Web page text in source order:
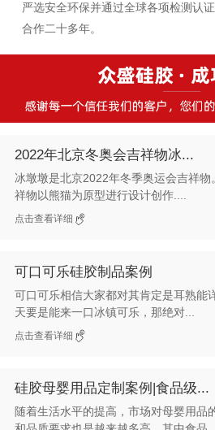
严选安全环保并通过全球各项检测认
合作二十多年。
2022年北京冬奥会吉祥物冰...
冰墩墩是北京2022年冬季奥运会吉祥物
祥物以熊猫为原型进行设计创作....
点击查看详细
可口可乐硅胶制品案例
可口可乐相信大家都对其肯定是耳熟能
天要是能来一口冰镇可乐，那绝对...
点击查看详细
硅胶母婴用品定制案例|食品级...
随着生活水平的提高，市场对母婴用品